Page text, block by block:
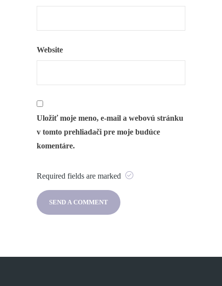
Website
Uložiť moje meno, e-mail a webovú stránku
v tomto prehliadači pre moje budúce
komentáre.
Required fields are marked